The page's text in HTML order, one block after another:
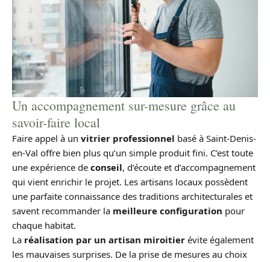
Un accompagnement sur-mesure grâce au
savoir-faire local
Faire appel à un vitrier professionnel basé à Saint-Denis-
en-Val offre bien plus qu’un simple produit fini. C’est toute
une expérience de conseil, d’écoute et d’accompagnement
qui vient enrichir le projet. Les artisans locaux possèdent
une parfaite connaissance des traditions architecturales et
savent recommander la meilleure configuration pour
chaque habitat.
La réalisation par un artisan miroitier évite également
les mauvaises surprises. De la prise de mesures au choix